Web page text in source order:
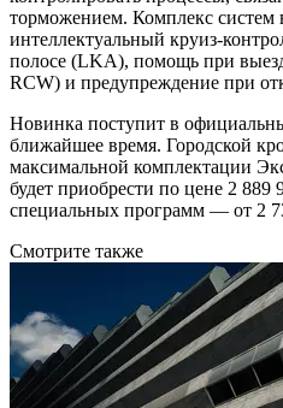
торможением. Комплекс систем
интеллектуальный круиз-
полосе (LKA), помощь при
RCW) и предупреждение при
Новинка поступит в
ближайшее время. Городской
максимальной комплектации
будет приобрести по цене 2 889
специальных программ — от 2
Смотрите также